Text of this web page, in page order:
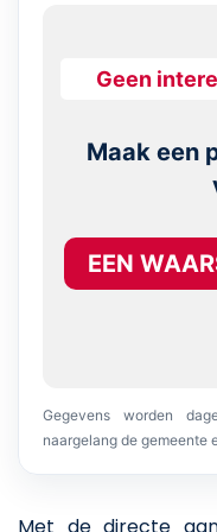
Geen
Maak een
EEN
Gegevens worden
naargelang de gemeente
Met de directe